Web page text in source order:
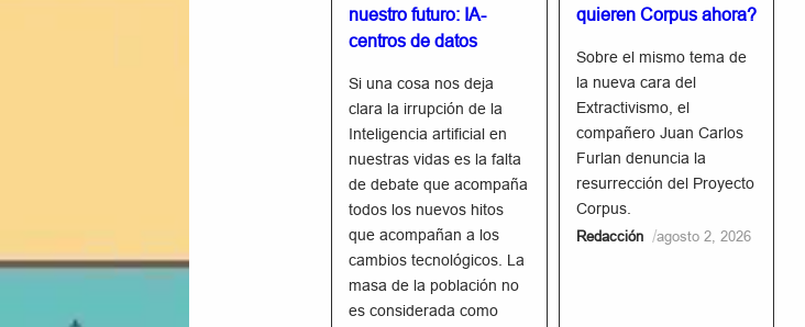
nuestro futuro: IA-
centros de datos
Si una cosa nos deja
clara la irrupción de la
Inteligencia artificial en
nuestras vidas es la falta
de debate que acompaña
todos los nuevos hitos
que acompañan a los
cambios tecnológicos. La
masa de la población no
es considerada como
quieren Corpus ahora?
Sobre el mismo tema de
la nueva cara del
Extractivismo, el
compañero Juan Carlos
Furlan denuncia la
resurrección del Proyecto
Corpus.
Redacción /agosto 2, 2026